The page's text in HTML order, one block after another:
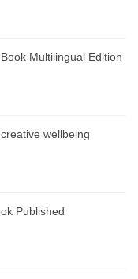
Multilingual Edition
wellbeing
Published